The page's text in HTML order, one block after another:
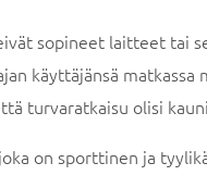
sopineet laitteet tai
käyttäjänsä matkassa
turvaratkaisu olisi
on sporttinen ja